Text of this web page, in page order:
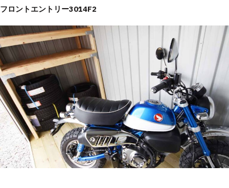
フロントエントリー3014F2